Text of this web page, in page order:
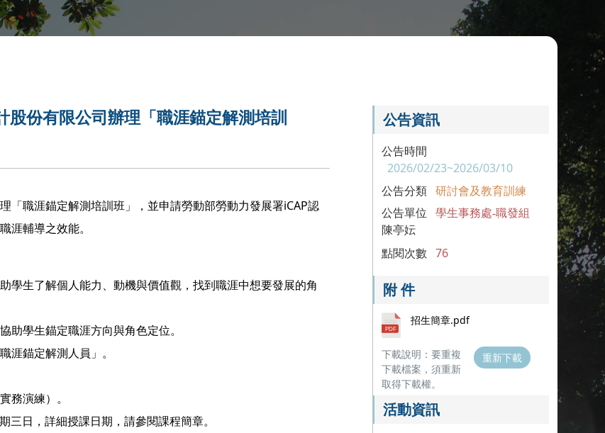
股份有限公司辦理「職涯錨定解測培訓
「職涯錨定解測培訓班」，並申請勞動部勞動力發展署iCAP認
涯輔導之效能。
學生了解個人能力、動機與價值觀，找到職涯中想要發展的角
助學生錨定職涯方向與角色定位。
涯錨定解測人員」。
務演練）。
日，詳細授課日期，請參閱課程簡章。
公告資訊
公告時間
2026/02/23~2026/03/10
公告分類 研討會及教育訓練
公告單位
學生事務處-職發組
陳亭妘
點閱次數 76
附 件
招生簡章.pdf
下載說明：要重複
下載檔案，須重新
取得下載權。
重新下載
活動資訊